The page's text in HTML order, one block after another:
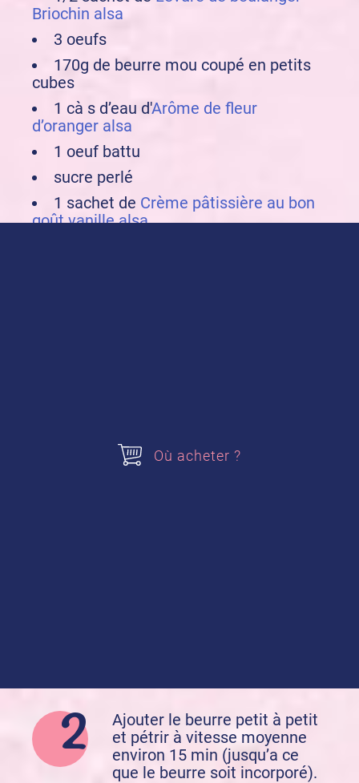
Briochin alsa
3 oeufs
170g de beurre mou coupé en petits
cubes
1 cà s d’eau d'Arôme de fleur
d’oranger alsa
1 oeuf battu
sucre perlé
1 sachet de Crème pâtissière au bon
goût vanille alsa
Préparation de la recette :
Ajouter le beurre petit à petit
et pétrir à vitesse moyenne
environ 15 min (jusqu’a ce
que le beurre soit incorporé).
Où acheter ?